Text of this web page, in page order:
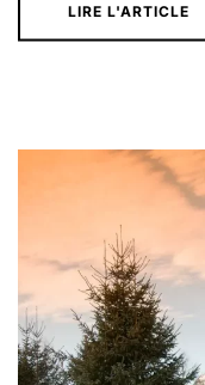
LIRE L'ARTICLE